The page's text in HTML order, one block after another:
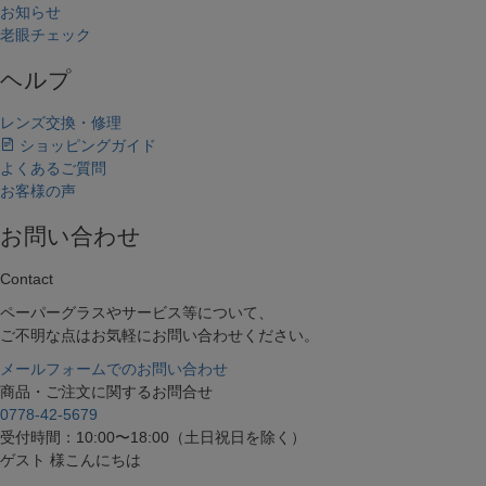
お知らせ
老眼チェック
ヘルプ
レンズ交換・修理
ショッピングガイド
よくあるご質問
お客様の声
お問い合わせ
Contact
ペーパーグラスやサービス等について、
ご不明な点はお気軽にお問い合わせください。
メールフォームでのお問い合わせ
商品・ご注文に関するお問合せ
0778-42-5679
受付時間：10:00〜18:00（土日祝日を除く）
ゲスト 様こんにちは